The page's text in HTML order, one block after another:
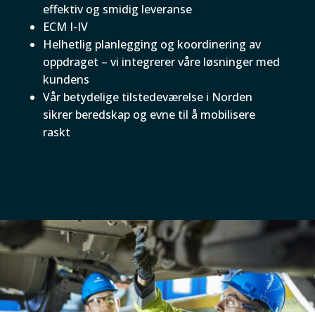
effektiv og smidig leveranse
ECM I-IV
Helhetlig planlegging og koordinering av
oppdraget – vi integrerer våre løsninger med
kundens
Vår betydelige tilstedeværelse i Norden
sikrer beredskap og evne til å mobilisere
raskt